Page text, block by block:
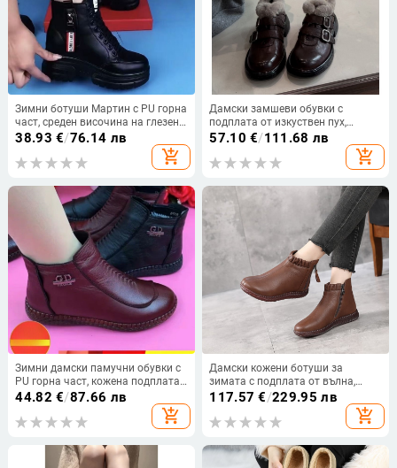
Зимни ботуши Мартин с PU горна
част, среден височина на глезена,
среден ток, гумирана подметка,
38.93 €/76.14 лв
add_shopping_cart
Дамски замшеви обувки с
подплата от изкуствен пух,
зимно-есенни, среден ток 3–5 см,
57.10 €/111.68 лв
add_shopping_cart
Зимни дамски памучни обувки с
PU горна част, кожена подплата,
пухена стелка, страничен цип (PU
горна част; Кожена подплата;
Пухена стелка; Страничен цип)
44.82 €/87.66 лв
add_shopping_cart
Дамски кожени ботуши за
зимата с подплата от вълна,
страничен цип, плосък ток,
117.57 €/229.95 лв
add_shopping_cart